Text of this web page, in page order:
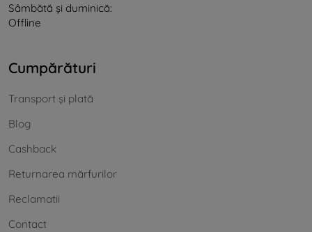
Sâmbătă și duminică:
Offline
Cumpărături
Transport și plată
Blog
Cashback
Returnarea mărfurilor
Reclamatii
Contact